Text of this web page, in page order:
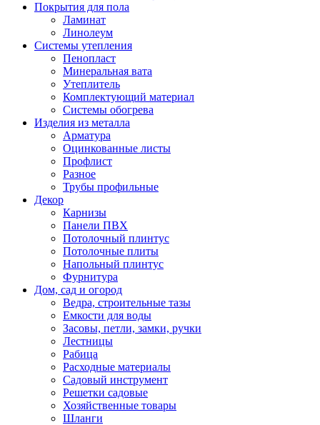
Покрытия для пола
Ламинат
Линолеум
Системы утепления
Пенопласт
Минеральная вата
Утеплитель
Комплектующий материал
Системы обогрева
Изделия из металла
Арматура
Оцинкованные листы
Профлист
Разное
Трубы профильные
Декор
Карнизы
Панели ПВХ
Потолочный плинтус
Потолочные плиты
Напольный плинтус
Фурнитура
Дом, сад и огород
Ведра, строительные тазы
Емкости для воды
Засовы, петли, замки, ручки
Лестницы
Рабица
Расходные материалы
Садовый инструмент
Решетки садовые
Хозяйственные товары
Шланги